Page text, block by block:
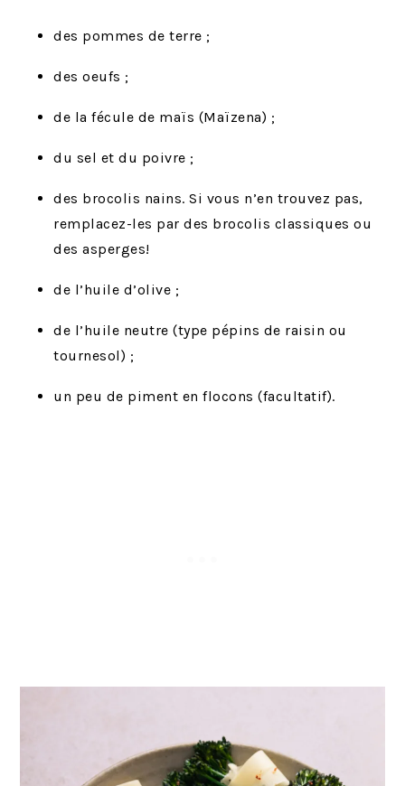
des pommes de terre ;
des oeufs ;
de la fécule de maïs (Maïzena) ;
du sel et du poivre ;
des brocolis nains. Si vous n’en trouvez pas,
remplacez-les par des brocolis classiques ou
des asperges!
de l’huile d’olive ;
de l’huile neutre (type pépins de raisin ou
tournesol) ;
un peu de piment en flocons (facultatif).